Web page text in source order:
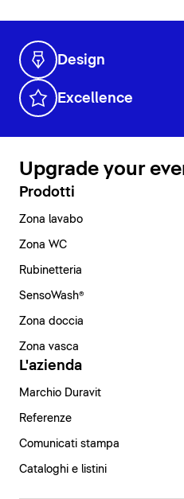
Design
Excellence
Upgrade your
Prodotti
Zona lavabo
Zona WC
Rubinetteria
SensoWash®
Zona doccia
Zona vasca
L'azienda
Marchio Duravit
Referenze
Comunicati stampa
Cataloghi e listini